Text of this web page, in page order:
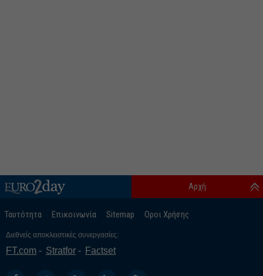
Ταυτότητα Επικοινωνία Sitemap Οροι Χρήσης
Αρχή
Διεθνείς αποκλειστικές συνεργασίες:
FT.com Stratfor Factset